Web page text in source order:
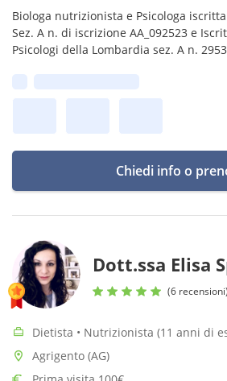
Biologa nutrizionista e Psicologa
Sez. A n. di iscrizione AA_092523 e
Psicologi della Lombardia sez. A n.
Chiedi info o
Dott.ssa Elisa
(6 recensioni)
Dietista • Nutrizionista (11 anni di
Agrigento (AG)